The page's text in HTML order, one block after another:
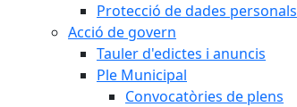
Protecció de dades personals
Acció de govern
Tauler d'edictes i anuncis
Ple Municipal
Convocatòries de plens